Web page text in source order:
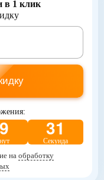
в 1 клик
28
Секунд
на обработку